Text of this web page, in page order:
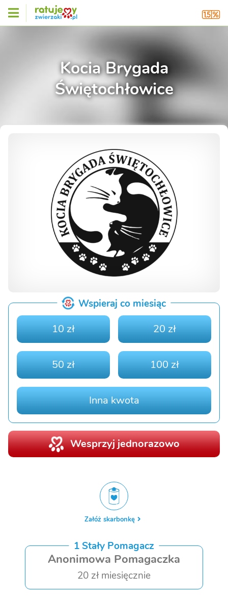
Kocia Brygada
Świętochłowice
Wspieraj co miesiąc
10 zł 20 zł
50 zł 100 zł
Inna kwota
Wesprzyj jednorazowo
Załóż skarbonkę
1 Stały Pomagacz
Anonimowa Pomagaczka
20 zł miesięcznie